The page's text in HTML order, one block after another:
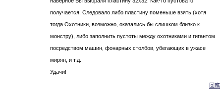
получается. Следовало либо пластину поменьше взять (хотя
тогда Охотники, возможно, оказались бы слишком близко к
монстру), либо заполнить пустоты между охотниками и гигантом
посредством машин, фонарных столбов, убегающих в ужасе
мирян, и т.д.
Удачи!
回應